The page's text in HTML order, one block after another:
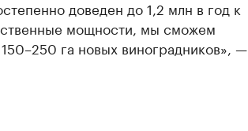
доведен до 1,2 млн в год к
мощности, мы сможем
га новых виноградников», —